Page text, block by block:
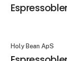
Holy Bean ApS